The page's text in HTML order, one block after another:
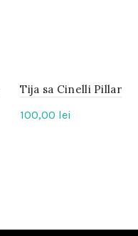
IN
STOC
Tija sa Cinelli Pillar
100,00 lei